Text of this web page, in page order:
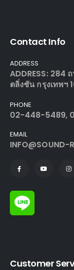
Contact Info
ADDRESS
ADDRESS: 284
ตลิ่งชัน กรุงเทพฯ
PHONE
02-448-5489,
EMAIL
INFO@SOUND-
Customer